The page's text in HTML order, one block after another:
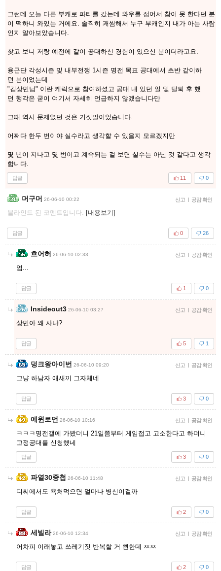
그런데 오늘 다른 부캐로 파티를 갔는데 와우를 접어서 참여 못 한다던 분
이 떡하니 와있는 거에요. 솔직히 괘씸해서 누구 부캐인지 내가 아는 사람
인지 알아보았습니다.
찾고 보니 저랑 예전에 같이 공대하신 경험이 있으신 분이더라고요.
용군단 각성시즌 및 내부전쟁 1시즌 명전 목표 공대에서 초반 같이하
던 분이었는데
"김상민님" 이란 케릭으로 참여하셨고 공대 내 있던 일 및 탈퇴 후 했
던 행각은 굳이 여기서 자세히 언급하지 않겠습니다만
그때 역시 문제였던 것은 거짓말이었습니다.
어쩌다 한두 번이야 실수라고 생각할 수 있을지 모르겠지만
몇 년이 지나고 몇 번이고 계속되는 걸 보면 실수는 아닌 것 같다고 생각
합니다.
답글 0
11
머구머 26-06-10 00:22 신고 | 공감 확인
블라인드 된 코멘트입니다. [내용보기]
답글 26
0
흐어허 26-06-10 02:33 신고 | 공감 확인
엄...
답글 0
1
Insideout3 26-06-10 03:27 신고 | 공감 확인
상민아 왜 사냐?
답글 1
5
덩크왕아이번 26-06-10 09:20 신고 | 공감 확인
그냥 하남자 애새끼 그자체네
답글 0
3
에윈로먼 26-06-10 10:16 신고 | 공감 확인
ㅋㅋㅋ명전갤에 가봤더니 21일쯤부터 게임접고 고소한다고 하더니
고정공대를 신청했네
답글 0
3
파열30중첩 26-06-10 11:48 신고 | 공감 확인
디씨에서도 욕처먹으면 얼마나 병신이걸까
답글 0
2
세빌라 26-06-10 12:34 신고 | 공감 확인
어차피 이래놓고 쓰레기짓 반복할 거 뻔한데 ㅉㅉ
답글 0
2